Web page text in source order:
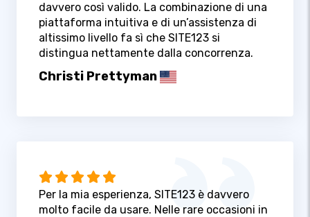
davvero così valido. La combinazione di una
piattaforma intuitiva e di un’assistenza di
altissimo livello fa sì che SITE123 si
distingua nettamente dalla concorrenza.
Christi Prettyman
Per la mia esperienza, SITE123 è davvero
molto facile da usare. Nelle rare occasioni in